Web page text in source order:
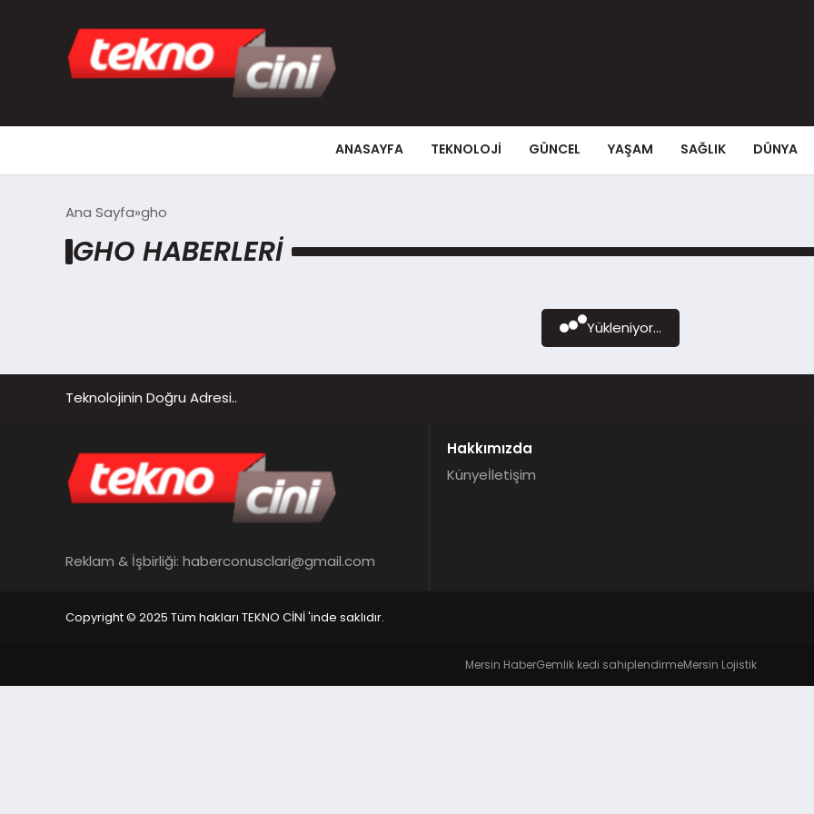
ANASAYFA TEKNOLOJI GÜNCEL YAŞAM SAĞLIK DÜNYA
Ana Sayfa gho
GHO HABERLERI
Yükleniyor...
Teknolojinin Doğru Adresi..
Reklam & İşbirliği: haberconusclari@gmail.com
Hakkımızda
Künyeİletişim
Copyright © 2025 Tüm hakları TEKNO CİNİ 'inde saklıdır.
Mersin HaberGemlik kedi sahiplendirmeMersin Lojistik